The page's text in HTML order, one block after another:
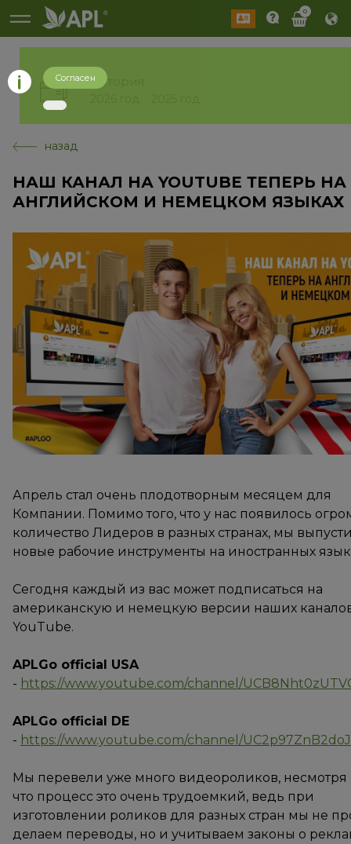
0
История
назад
НАШ КАНАЛ НА YOUTUBE ТЕПЕРЬ НА
АНГЛИЙСКОМ И НЕМЕЦКОМ ЯЗЫКАХ
Апрель стал очень плодотворным месяцем для
Компании. Помимо того, что у нас появилось
количество Лидеров в разных странах, мы
новые рабочие инструменты на иностранных
Сегодня каждый из вас может подписаться на
американскую и немецкую версии наших
YouTube.
APLGo official USA
- https://www.youtube.com/channel/
APLGo official DE
- https://www.youtube.com/channel/
Мы перевели уже много видеороликов, несмотря
что процесс это очень трудоемкий, ведь при
изготовлении роликов для разных стран мы не
делаем переводы, но и учитываем законы о
Согласен